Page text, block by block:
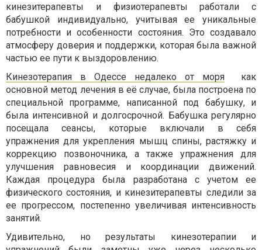
кинезитерапевты и физиотерапевты работали с
бабушкой индивидуально, учитывая ее уникальные
потребности и особенности состояния. Это создавало
атмосферу доверия и поддержки, которая была важной
частью ее пути к выздоровлению.
Кинезотерапия в Одессе недалеко от моря как
основной метод лечения в её случае, была построена по
специальной программе, написанной под бабушку, и
была интенсивной и долгосрочной. Бабушка регулярно
посещала сеансы, которые включали в себя
упражнения для укрепления мышц спины, растяжку и
коррекцию позвоночника, а также упражнения для
улучшения равновесия и координации движений.
Каждая процедура была разработана с учетом ее
физического состояния, и кинезитерапевты следили за
ее прогрессом, постепенно увеличивая интенсивность
занятий.
Удивительно, но результаты кинезотерапии и